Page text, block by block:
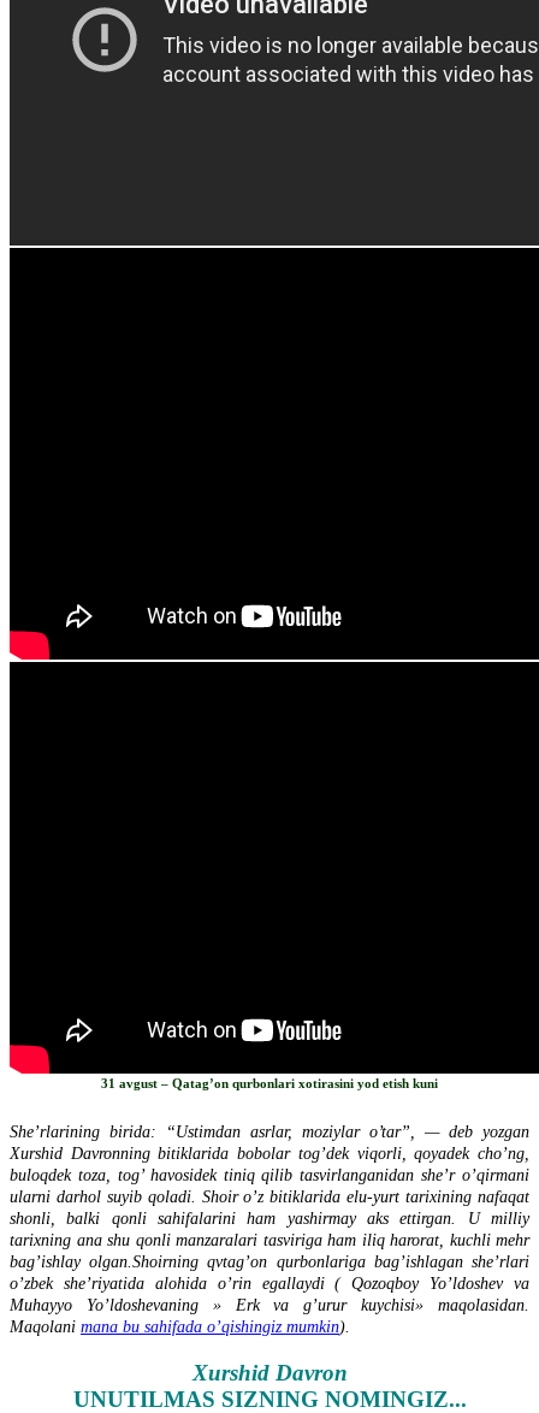
31 avgust – Qatag’on qurbonlari xotirasini yod etish kuni
She’rlarining birida: “Ustimdan asrlar, moziylar o’tar”, — deb yozgan
Xurshid Davronning bitiklarida bobolar tog’dek viqorli, qoyadek cho’ng,
buloqdek toza, tog’ havosidek tiniq qilib tasvirlanganidan she’r o’qirmani
ularni darhol suyib qoladi. Shoir o’z bitiklarida elu-yurt tarixining nafaqat
shonli, balki qonli sahifalarini ham yashirmay aks ettirgan. U milliy
tarixning ana shu qonli manzaralari tasviriga ham iliq harorat, kuchli mehr
bag’ishlay olgan.Shoirning qvtag’on qurbonlariga bag’ishlagan she’rlari
o’zbek she’riyatida alohida o’rin egallaydi ( Qozoqboy Yo’ldoshev va
Muhayyo Yo’ldoshevaning » Erk va g’urur kuychisi» maqolasidan.
Maqolani mana bu sahifada o’qishingiz mumkin).
Xurshid Davron
UNUTILMAS SIZNING NOMINGIZ...